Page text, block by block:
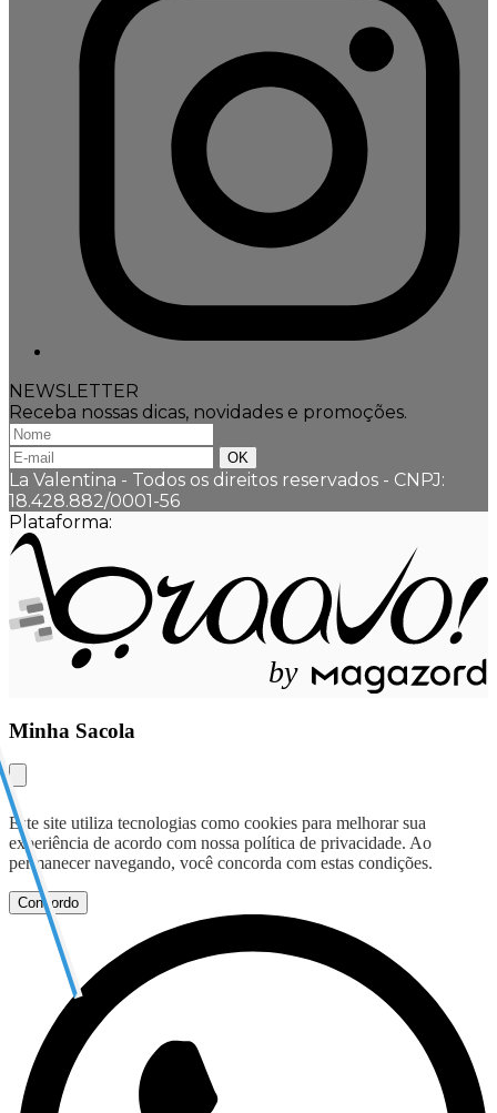
NEWSLETTER
Receba nossas dicas, novidades e promoções.
La Valentina - Todos os direitos reservados - CNPJ:
18.428.882/0001-56
Plataforma:
by
Minha Sacola
Este site utiliza tecnologias como cookies para melhorar sua
experiência de acordo com nossa política de privacidade. Ao
permanecer navegando, você concorda com estas condições.
Concordo